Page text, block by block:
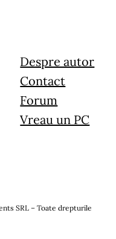
Despre autor
Contact
Forum
Vreau un PC
SRL – Toate drepturile